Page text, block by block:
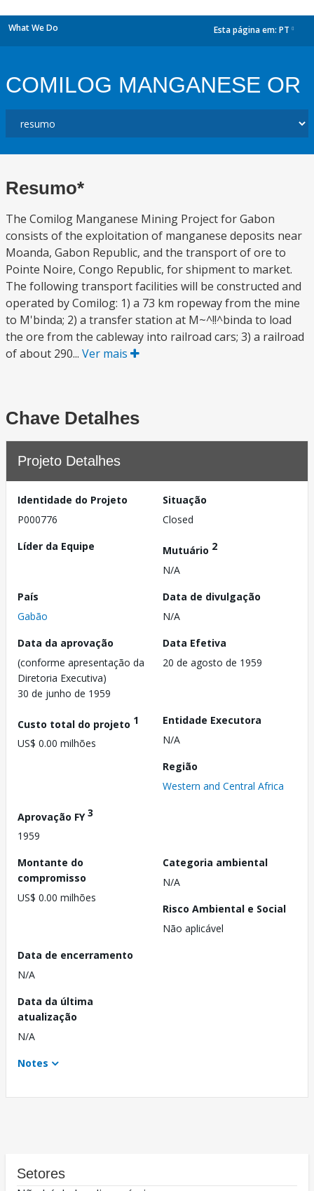
What We Do Esta página em: PT
COMILOG MANGANESE OR
Resumo*
The Comilog Manganese Mining Project for Gabon
consists of the exploitation of manganese deposits near
Moanda, Gabon Republic, and the transport of ore to
Pointe Noire, Congo Republic, for shipment to market.
The following transport facilities will be constructed and
operated by Comilog: 1) a 73 km ropeway from the mine
to M'binda; 2) a transfer station at M~^!!^binda to load
the ore from the cableway into railroad cars; 3) a railroad
of about 290... Ver mais
Chave Detalhes
Projeto Detalhes
Identidade do Projeto
P000776
Situação
Closed
Líder da Equipe
Mutuário 2
N/A
País
Gabão
Data de divulgação
N/A
Data da aprovação
(conforme apresentação da
Diretoria Executiva)
30 de junho de 1959
Data Efetiva
20 de agosto de 1959
Custo total do projeto 1
US$ 0.00 milhões
Entidade Executora
N/A
Região
Western and Central Africa
Aprovação FY3
1959
Montante do
compromisso
US$ 0.00 milhões
Categoria ambiental
N/A
Risco Ambiental e Social
Não aplicável
Data de encerramento
N/A
Data da última
atualização
N/A
Notes
Setores